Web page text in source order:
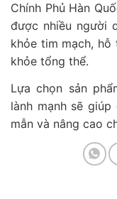
Chính Phủ Hàn
được nhiều người
khỏe tim mạch,
khỏe tổng thể.
Lựa chọn sản
lành mạnh sẽ
mẫn và nâng cao